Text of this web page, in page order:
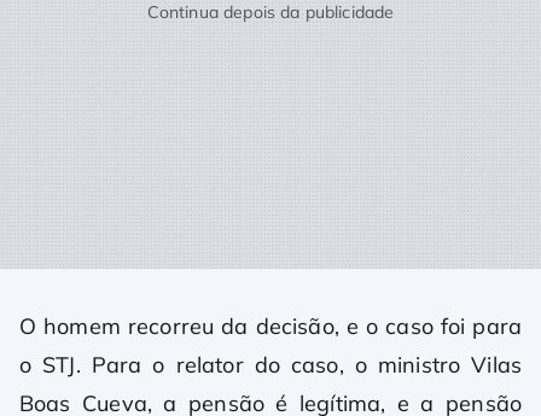
Continua depois da publicidade
O homem recorreu da decisão, e o caso foi para
o STJ. Para o relator do caso, o ministro Vilas
Boas Cueva, a pensão é legítima, e a pensão